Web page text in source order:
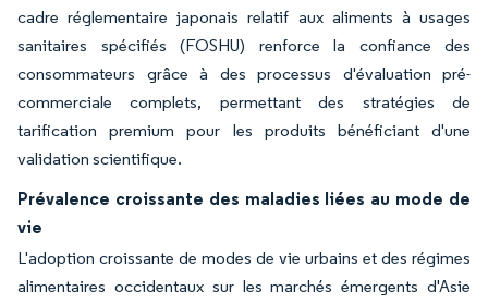
cadre réglementaire japonais relatif aux aliments à usages
sanitaires spécifiés (FOSHU) renforce la confiance des
consommateurs grâce à des processus d'évaluation pré-
commerciale complets, permettant des stratégies de
tarification premium pour les produits bénéficiant d'une
validation scientifique.
Prévalence croissante des maladies liées au mode de
vie
L'adoption croissante de modes de vie urbains et des régimes
alimentaires occidentaux sur les marchés émergents d'Asie